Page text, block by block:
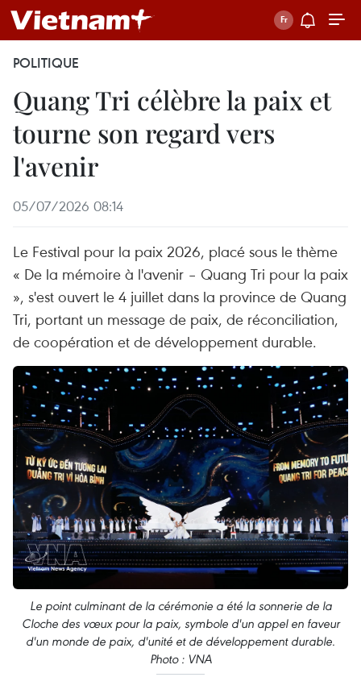
POLITIQUE
Quang Tri célèbre la paix et
tourne son regard vers
l'avenir
05/07/2026 08:14
Le Festival pour la paix 2026, placé sous le thème
« De la mémoire à l'avenir – Quang Tri pour la paix
», s'est ouvert le 4 juillet dans la province de Quang
Tri, portant un message de paix, de réconciliation,
de coopération et de développement durable.
Le point culminant de la cérémonie a été la sonnerie de la
Cloche des vœux pour la paix, symbole d'un appel en faveur
d'un monde de paix, d'unité et de développement durable.
Photo : VNA